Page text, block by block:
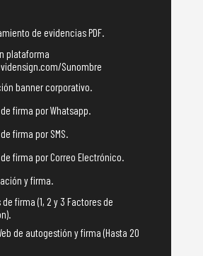
de evidencias PDF.
plataforma
Sunombre
banner corporativo.
firma por Whatsapp.
firma por SMS.
firma por Correo Electrónico.
y firma.
firma (1, 2 y 3 Factores de
de autogestión y firma (Hasta 20